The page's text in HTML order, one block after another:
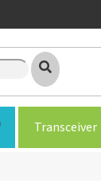
Transceiver